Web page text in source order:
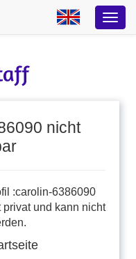
nicht
:carolin-6386090
und kann nicht